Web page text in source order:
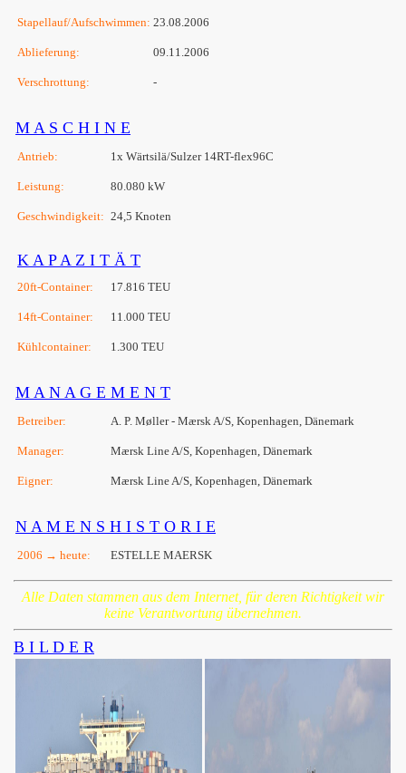
Stapellauf/Aufschwimmen: 23.08.2006
Ablieferung: 09.11.2006
Verschrottung: -
M A S C H I N E
Antrieb: 1x Wärtsilä/Sulzer 14RT-flex96C
Leistung: 80.080 kW
Geschwindigkeit: 24,5 Knoten
K A P A Z I T Ä T
20ft-Container: 17.816 TEU
14ft-Container: 11.000 TEU
Kühlcontainer: 1.300 TEU
M A N A G E M E N T
Betreiber: A. P. Møller - Mærsk A/S, Kopenhagen, Dänemark
Manager: Mærsk Line A/S, Kopenhagen, Dänemark
Eigner: Mærsk Line A/S, Kopenhagen, Dänemark
N A M E N S H I S T O R I E
2006 → heute: ESTELLE MAERSK
Alle Daten stammen aus dem Internet, für deren Richtigkeit wir
keine Verantwortung übernehmen.
B I L D E R